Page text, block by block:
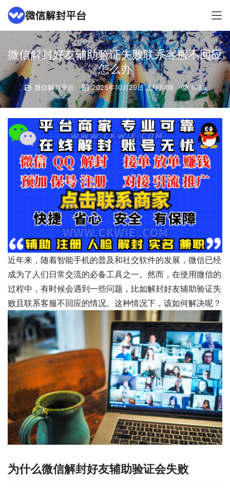
微信解封好友辅助验证失败联系客服不回应
怎么办
微信解封平台 2025年10月29日 上午5:08 1086
近年来，随着智能手机的普及和社交软件的发展，微信已经
成为了人们日常交流的必备工具之一。然而，在使用微信的
过程中，有时候会遇到一些问题，比如解封好友辅助验证失
败且联系客服不回应的情况。这种情况下，该如何解决呢？
为什么微信解封好友辅助验证会失败